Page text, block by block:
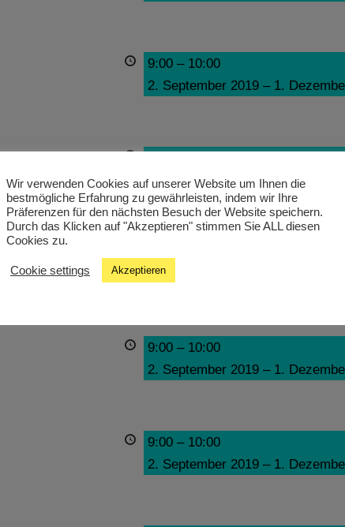
9:00 – 10:00
2. September 2019 – 1.
2. September 2019 –1.
2. September 2019
1.
9:00 – 10:00
2. September 2019 – 1.
9:00 – 10:00
2. September 2019 – 1.
Wir verwenden Cookies auf unserer Website um Ihnen die
bestmögliche Erfahrung zu gewährleisten, indem wir Ihre
Präferenzen für den nächsten Besuch der Website speichern.
Durch das Klicken auf "Akzeptieren" stimmen Sie ALL diesen
Cookies zu.
Cookie settings Akzeptieren